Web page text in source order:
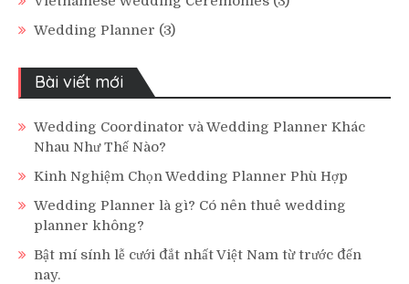
Wedding Planner (3)
Bài viết mới
Wedding Coordinator và Wedding Planner Khác
Nhau Như Thế Nào?
Kinh Nghiệm Chọn Wedding Planner Phù Hợp
Wedding Planner là gì? Có nên thuê wedding
planner không?
Bật mí sính lễ cưới đắt nhất Việt Nam từ trước đến
nay.